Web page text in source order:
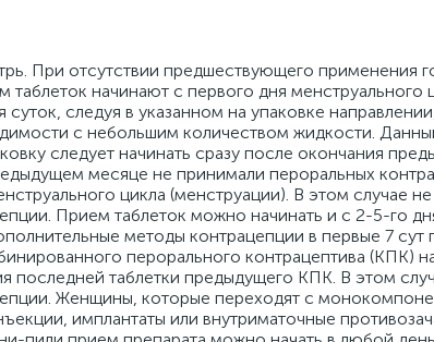
При отсутствии предшествующего применения
начинают с первого дня менструального
следуя в указанном на упаковке
с небольшим количеством жидкости.
следует начинать сразу после окончания
месяце не принимали пероральных
цикла (менструации). В этом случае
Прием таблеток можно начинать и с 2-5-го
методы контрацепции в первые 7
перорального контрацептива (КПК)
последней таблетки предыдущего КПК. В этом
Женщины, которые переходят с
имплантаты или внутриматочные